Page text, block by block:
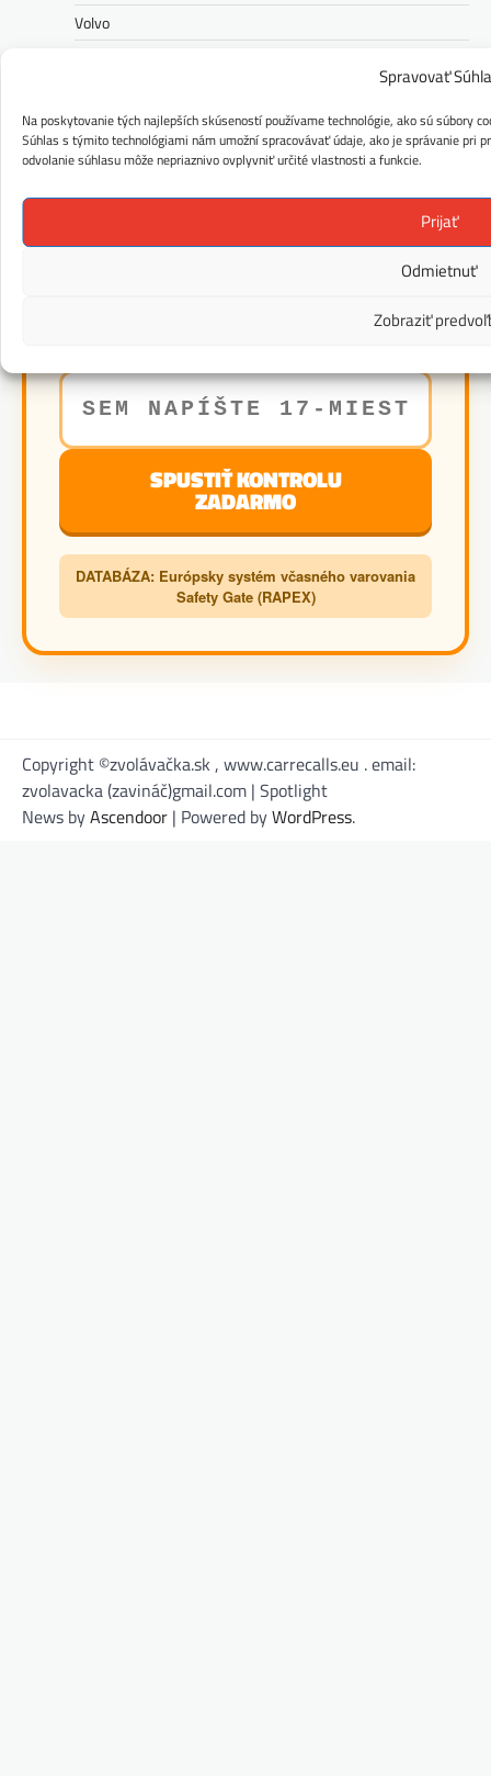
Spravovať
Na poskytovanie tých najlepších skúseností používame technológie, ako sú súbory
Súhlas s týmito technológiami nám umožní spracovávať údaje, ako je správanie pri
odvolanie súhlasu môže nepriaznivo ovplyvniť určité vlastnosti a funkcie.
Prijať
Odmietnuť
Zobraziť
Volvo
Zvolávačka
VOZIDLA
SPUSTIŤ KONTROLU
ZADARMO
DATABÁZA: Európsky systém včasného varovania
Safety Gate (RAPEX)
Copyright ©zvolávačka.sk , www.carrecalls.eu . email:
zvolavacka (zavináč)gmail.com | Spotlight
News byAscendoor | Powered byWordPress.